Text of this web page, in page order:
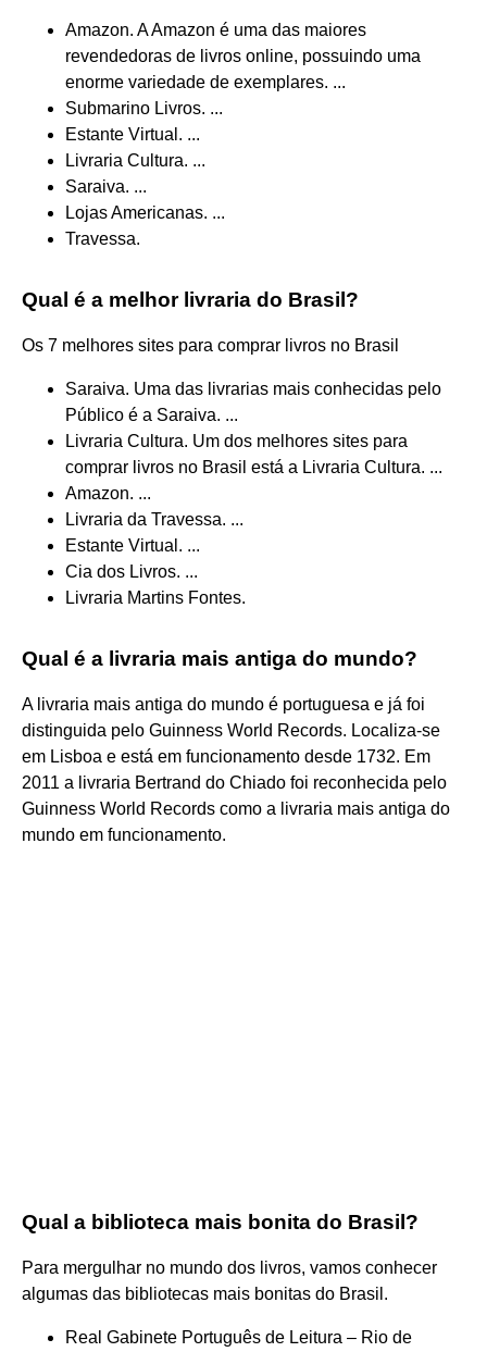
Amazon. A Amazon é uma das maiores
revendedoras de livros online, possuindo uma
enorme variedade de exemplares. ...
Submarino Livros. ...
Estante Virtual. ...
Livraria Cultura. ...
Saraiva. ...
Lojas Americanas. ...
Travessa.
Qual é a melhor livraria do Brasil?
Os 7 melhores sites para comprar livros no Brasil
Saraiva. Uma das livrarias mais conhecidas pelo
Público é a Saraiva. ...
Livraria Cultura. Um dos melhores sites para
comprar livros no Brasil está a Livraria Cultura. ...
Amazon. ...
Livraria da Travessa. ...
Estante Virtual. ...
Cia dos Livros. ...
Livraria Martins Fontes.
Qual é a livraria mais antiga do mundo?
A livraria mais antiga do mundo é portuguesa e já foi
distinguida pelo Guinness World Records. Localiza-se
em Lisboa e está em funcionamento desde 1732. Em
2011 a livraria Bertrand do Chiado foi reconhecida pelo
Guinness World Records como a livraria mais antiga do
mundo em funcionamento.
Qual a biblioteca mais bonita do Brasil?
Para mergulhar no mundo dos livros, vamos conhecer
algumas das bibliotecas mais bonitas do Brasil.
Real Gabinete Português de Leitura – Rio de